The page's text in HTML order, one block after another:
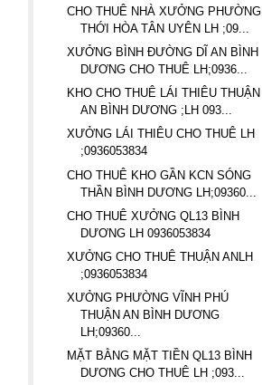
CHO THUÊ NHÀ XƯỞNG PHƯỜNG
THỚI HÒA TÂN UYÊN LH ;09...
XƯỞNG BÌNH ĐƯỜNG DĨ AN BÌNH
DƯƠNG CHO THUÊ LH;0936...
KHO CHO THUÊ LÁI THIÊU THUẬN
AN BÌNH DƯƠNG ;LH 093...
XƯỞNG LÁI THIÊU CHO THUÊ LH
;0936053834
CHO THUÊ KHO GẦN KCN SÓNG
THẦN BÌNH DƯƠNG LH;09360...
CHO THUÊ XƯỞNG QL13 BÌNH
DƯƠNG LH 0936053834
XƯỞNG CHO THUÊ THUẬN ANLH
;0936053834
XƯỞNG PHƯỜNG VĨNH PHÚ
THUẬN AN BÌNH DƯƠNG
LH;09360...
MẶT BẰNG MẶT TIỀN QL13 BÌNH
DƯƠNG CHO THUÊ LH ;093...